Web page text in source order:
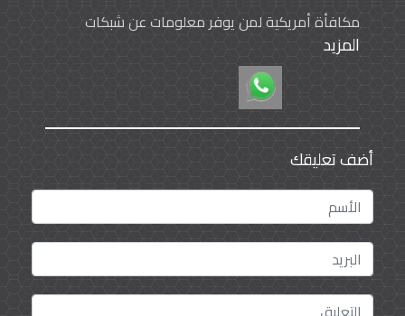
مكافأة أمريكية لمن يوفر معلومات عن شبكات
تمويل حزب الله
المزيد
أضف تعليقك